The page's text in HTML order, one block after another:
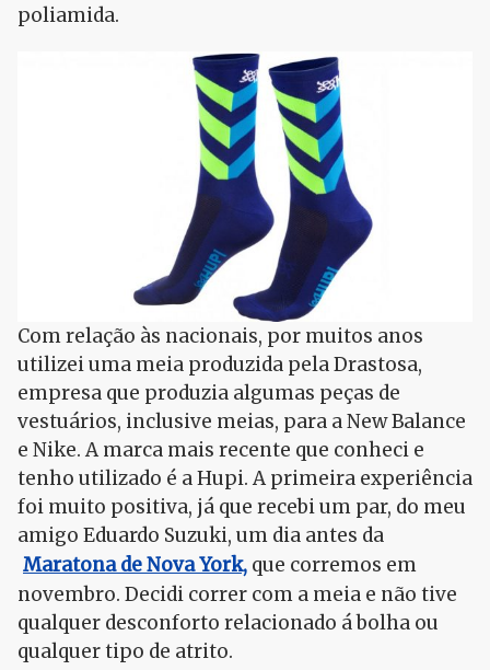
poliamida.
Com relação às nacionais, por muitos anos
utilizei uma meia produzida pela Drastosa,
empresa que produzia algumas peças de
vestuários, inclusive meias, para a New Balance
e Nike. A marca mais recente que conheci e
tenho utilizado é a Hupi. A primeira experiência
foi muito positiva, já que recebi um par, do meu
amigo Eduardo Suzuki, um dia antes da
Maratona de Nova York, que corremos em
novembro. Decidi correr com a meia e não tive
qualquer desconforto relacionado á bolha ou
qualquer tipo de atrito.